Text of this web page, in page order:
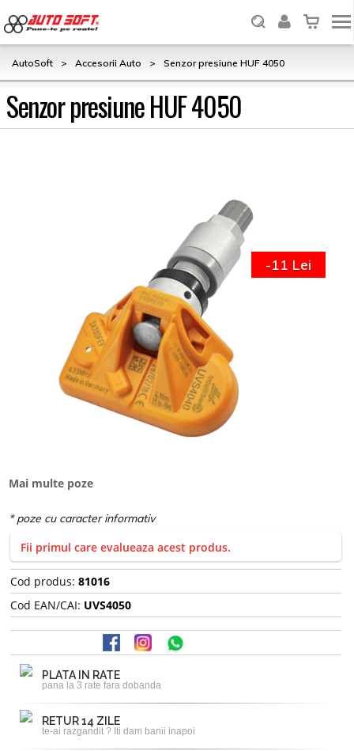
AutoSoft > Accesorii Auto > Senzor presiune HUF 4050
Senzor presiune HUF 4050
Mai multe poze
-11 Lei
Fii primul care evalueaza acest produs.
Cod produs: 81016
Cod EAN/CAI: UVS4050
PLATA IN RATE
pana la 3 rate fara dobanda
RETUR 14 ZILE
te-ai razgandit ? Iti dam banii inapoi